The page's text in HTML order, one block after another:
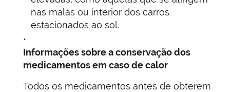
nas malas ou interior dos carros
estacionados ao sol.
Informações sobre a conservação dos
medicamentos em caso de calor
Todos os medicamentos antes de obterem